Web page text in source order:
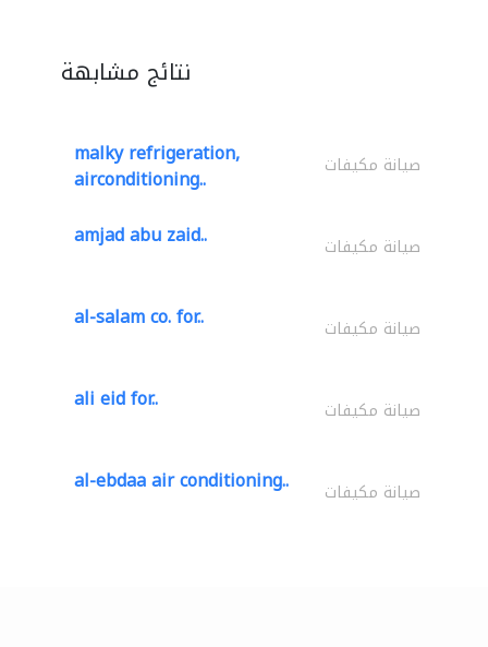
نتائج مشابهة
malky refrigeration,
airconditioning.. صيانة مكيفات
amjad abu zaid.. صيانة مكيفات
al-salam co. for.. صيانة مكيفات
ali eid for.. صيانة مكيفات
al-ebdaa air conditioning.. صيانة مكيفات